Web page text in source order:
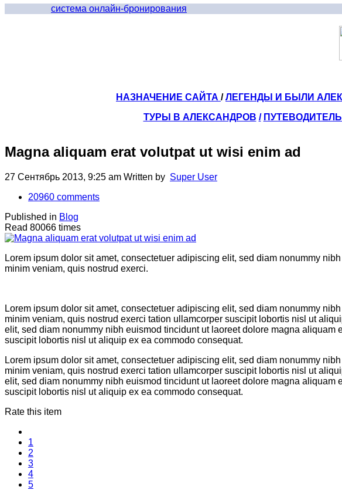
система онлайн-бронирования
НАЗНАЧЕНИЕ САЙТА /ЛЕГЕНДЫ И БЫЛИ
ТУРЫ В АЛЕКСАНДРОВ /
Magna aliquam erat volutpat ut wisi enim ad
27 Сентябрь 2013, 9:25 am Written by Super User
20960 comments
Published in Blog
Read 80066 times
Lorem ipsum dolor sit amet, consectetuer adipiscing elit, sed diam nonummy
minim veniam, quis nostrud exerci.
Lorem ipsum dolor sit amet, consectetuer adipiscing elit, sed diam nonummy
minim veniam, quis nostrud exerci tation ullamcorper suscipit lobortis nisl ut
elit, sed diam nonummy nibh euismod tincidunt ut laoreet dolore magna
suscipit lobortis nisl ut aliquip ex ea commodo consequat.
Lorem ipsum dolor sit amet, consectetuer adipiscing elit, sed diam nonummy
minim veniam, quis nostrud exerci tation ullamcorper suscipit lobortis nisl ut
elit, sed diam nonummy nibh euismod tincidunt ut laoreet dolore magna
suscipit lobortis nisl ut aliquip ex ea commodo consequat.
Rate this item
1
2
3
4
5